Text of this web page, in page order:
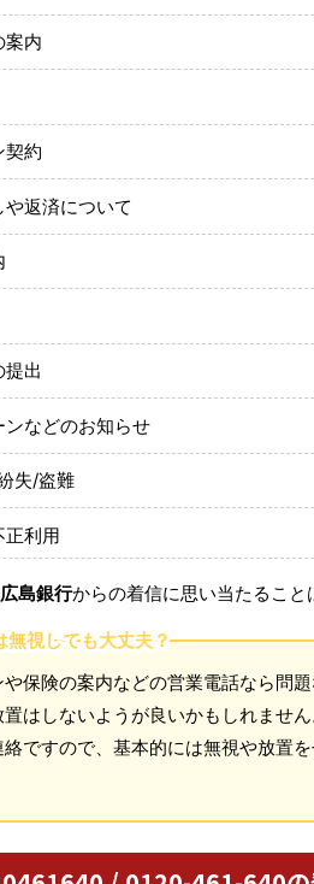
案内
契約
や返済について
提出
ンなどのお知らせ
失/盗難
正利用
広島銀行からの着信に思い当たること
無視しても大丈夫？
保険の案内などの営業電話なら問
はしないようが良いかもしれません
ですので、基本的には無視や放置